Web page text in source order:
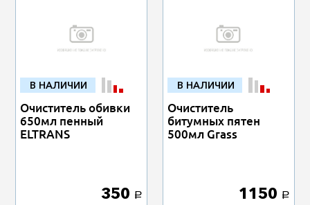
В НАЛИЧИИ
Очиститель обивки
650мл пенный
ELTRANS
350 a
В НАЛИЧИИ
Очиститель
битумных пятен
500мл Grass
1150 a